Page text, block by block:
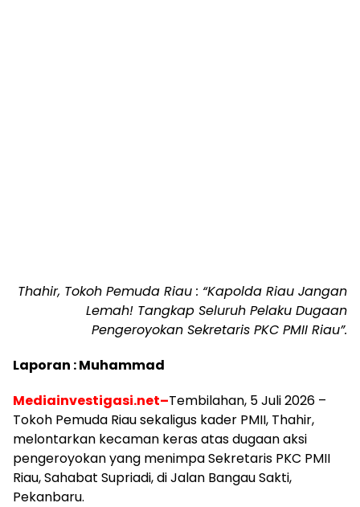
Thahir, Tokoh Pemuda Riau : “Kapolda Riau Jangan
Lemah! Tangkap Seluruh Pelaku Dugaan
Pengeroyokan Sekretaris PKC PMII Riau”.
Laporan : Muhammad
Mediainvestigasi.net–Tembilahan, 5 Juli 2026 –
Tokoh Pemuda Riau sekaligus kader PMII, Thahir,
melontarkan kecaman keras atas dugaan aksi
pengeroyokan yang menimpa Sekretaris PKC PMII
Riau, Sahabat Supriadi, di Jalan Bangau Sakti,
Pekanbaru.